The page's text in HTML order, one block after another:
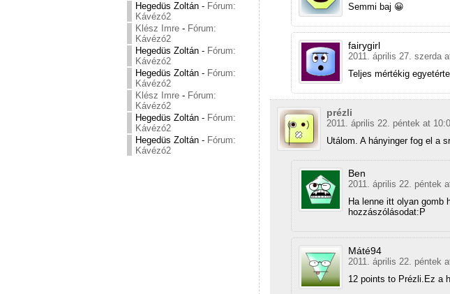
Hegedüs Zoltán - Fórum:
Kávézó2
Klész Imre - Fórum:
Kávézó2
Hegedüs Zoltán - Fórum:
Kávézó2
Hegedüs Zoltán - Fórum:
Kávézó2
Klész Imre - Fórum:
Kávézó2
Hegedüs Zoltán - Fórum:
Kávézó2
Hegedüs Zoltán - Fórum:
Kávézó2
Semmi baj 😀
fairygirl
2011. április 27. szerda
Teljes mértékig
prézli
2011. április 22. péntek at
Utálom. A hányinger fog el a
Ben
2011. április 22. péntek
Ha lenne itt olyan
hozzászólásodat:P
Máté94
2011. április 22. péntek
12 points to Prézli.Ez a